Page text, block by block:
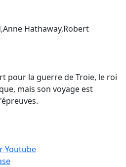
Hathaway,Robert
pour la guerre de Troie, le roi
mais son voyage est
Youtube